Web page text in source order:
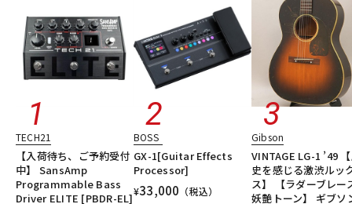
DJ機器 DTM
DTM オンライン納品 レコーディング機器
配信/ライブ機器 楽器アクセサリ
TECH21
【入荷待ち、ご予約受付
中】 SansAmp
Programmable Bass
Driver ELITE [PBDR-EL]
BOSS
GX-1[Guitar Effects
Processor]
¥33,000 （税込）
Gibson
VINTAGE LG-1 ’49
史を感じる激渋ルッ
ス】 【ラダーブレー
妖艶トーン】 ギブソ